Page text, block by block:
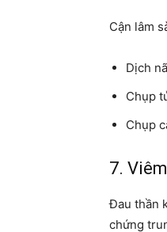
Cận lâm
Dịch
Chụp
Chụp
7.
Đau thần
chứng